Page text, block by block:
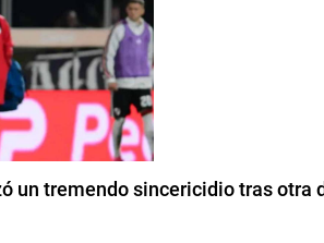
un tremendo sincericidio tras otra